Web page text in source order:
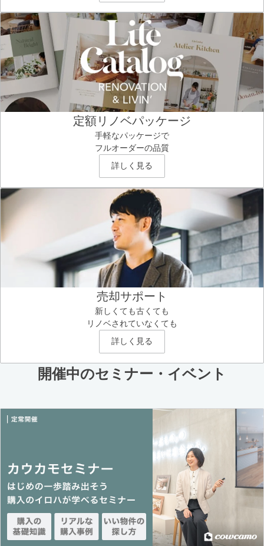
定額リノベパッケージ
手軽なパッケージで
フルオーダーの品質
詳しく見る
売却サポート
新しくても古くても
リノベされていなくても
詳しく見る
開催中のセミナー・イベント